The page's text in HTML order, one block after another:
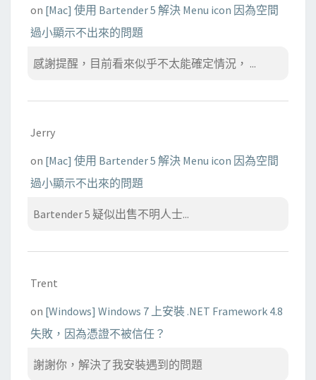
on [Mac] 使用 Bartender 5 解決 Menu icon 因為空間
過小顯示不出來的問題
感謝提醒，目前看來似乎不太能確定情況， ...
Jerry
on [Mac] 使用 Bartender 5 解決 Menu icon 因為空間
過小顯示不出來的問題
Bartender 5 疑似出售不明人士...
Trent
on [Windows] Windows 7 上安裝 .NET Framework 4.8
失敗，因為憑證不被信任？
謝謝你，解決了我安裝遇到的問題